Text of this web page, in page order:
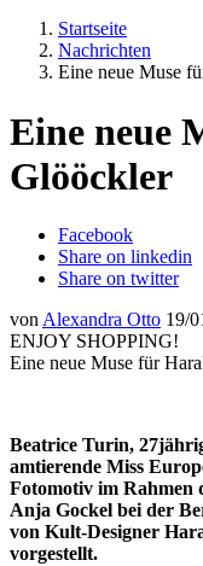
Startseite
Nachrichten
Eine neue Muse
Eine neue
Glööckler
Facebook
Share on linkedin
Share on twitter
von Alexandra Otto 19/
ENJOY SHOPPING!
Eine neue Muse für
Beatrice Turin,
amtierende Miss
Fotomotiv im Rahmen
Anja Gockel bei der
von Kult-Designer
vorgestellt.